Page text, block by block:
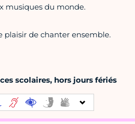
musiques du monde.
plaisir de chanter ensemble.
scolaires, hors jours fériés